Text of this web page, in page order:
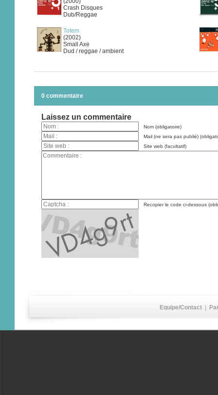
Crash Disques
Dub/Reggae
Totem
(2002)
Small Axe
Dud / reggae / ambient
0 commentaire
Laissez un commentaire
Nom (obligatoire)
Mail (ne sera pas publié)
Site web (facultatif)
Recopier le code ci-dessous
Equipe/Contact